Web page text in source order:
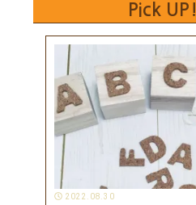
Pick UP!
2022.08.30